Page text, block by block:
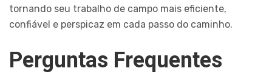
tornando seu trabalho de campo mais eficiente,
confiável e perspicaz em cada passo do caminho.
Perguntas Frequentes